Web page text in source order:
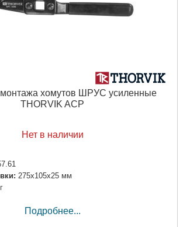
хомутов ШРУС усиленные
THORVIK ACP
Нет в наличии
275x105x25 мм
Подробнее...